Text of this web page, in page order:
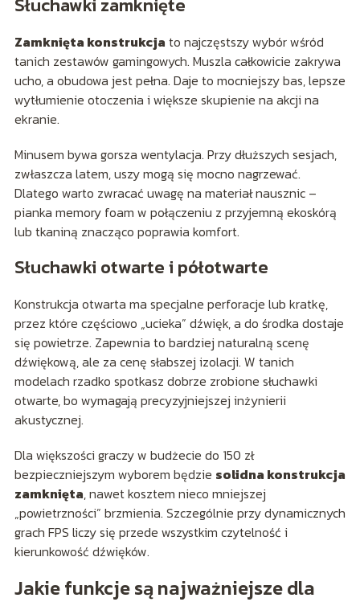
Słuchawki zamknięte
Zamknięta konstrukcja to najczęstszy wybór wśród
tanich zestawów gamingowych. Muszla całkowicie zakrywa
ucho, a obudowa jest pełna. Daje to mocniejszy bas, lepsze
wytłumienie otoczenia i większe skupienie na akcji na
ekranie.
Minusem bywa gorsza wentylacja. Przy dłuższych sesjach,
zwłaszcza latem, uszy mogą się mocno nagrzewać.
Dlatego warto zwracać uwagę na materiał nausznic –
pianka memory foam w połączeniu z przyjemną ekoskórą
lub tkaniną znacząco poprawia komfort.
Słuchawki otwarte i półotwarte
Konstrukcja otwarta ma specjalne perforacje lub kratkę,
przez które częściowo „ucieka” dźwięk, a do środka dostaje
się powietrze. Zapewnia to bardziej naturalną scenę
dźwiękową, ale za cenę słabszej izolacji. W tanich
modelach rzadko spotkasz dobrze zrobione słuchawki
otwarte, bo wymagają precyzyjniejszej inżynierii
akustycznej.
Dla większości graczy w budżecie do 150 zł
bezpieczniejszym wyborem będzie solidna konstrukcja
zamknięta, nawet kosztem nieco mniejszej
„powietrzności” brzmienia. Szczególnie przy dynamicznych
grach FPS liczy się przede wszystkim czytelność i
kierunkowość dźwięków.
Jakie funkcje są najważniejsze dla